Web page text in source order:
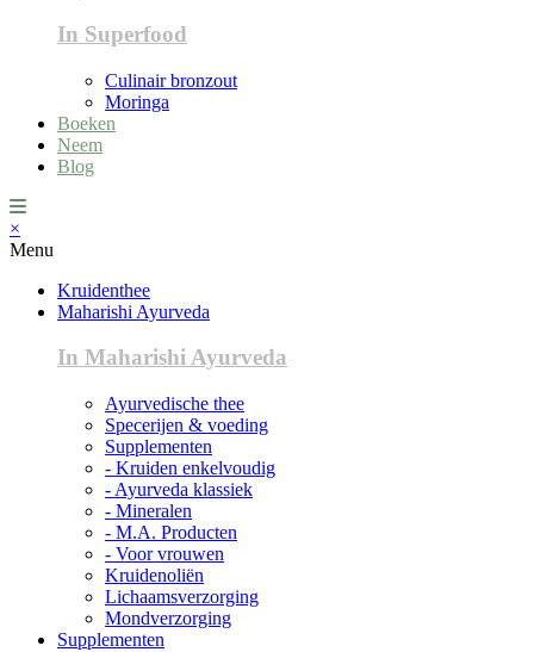
In Superfood
Culinair bronzout
Moringa
Boeken
Neem
Blog
×
Menu
Kruidenthee
Maharishi Ayurveda
In Maharishi Ayurveda
Ayurvedische thee
Specerijen & voeding
Supplementen
- Kruiden enkelvoudig
- Ayurveda klassiek
- Mineralen
- M.A. Producten
- Voor vrouwen
Kruidenoliën
Lichaamsverzorging
Mondverzorging
Supplementen